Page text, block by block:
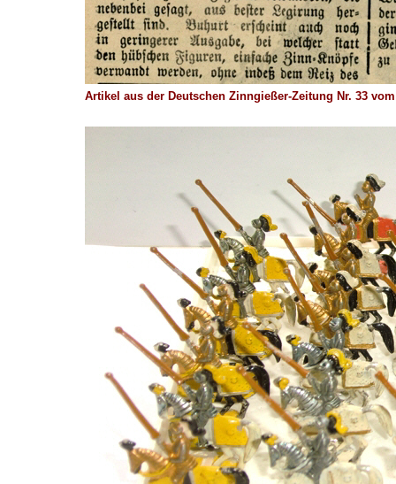
Artikel aus der Deutschen Zinngießer-Zeitung Nr. 33